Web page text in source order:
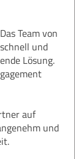
Team von
und
Lösung.
auf
und